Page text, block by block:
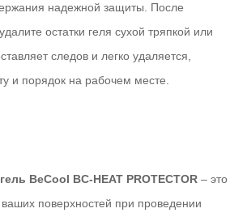
надежной защиты. После
остатки геля сухой тряпкой или
следов и легко удаляется,
и порядок на рабочем месте.
BeCool BC-HEAT PROTECTOR – это
поверхностей при проведении